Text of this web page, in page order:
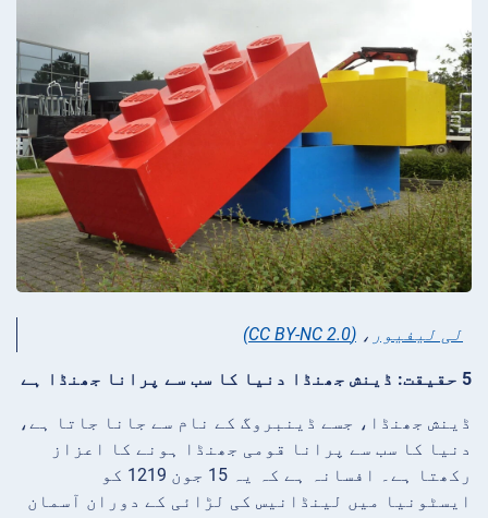
لی لیفیور ، (CC BY-NC 2.0)
5 حقیقت: ڈینش جھنڈا دنیا کا سب سے پرانا جھنڈا ہے
ڈینش جھنڈا، جسے ڈینبروگ کے نام سے جانا جاتا ہے،
دنیا کا سب سے پرانا قومی جھنڈا ہونے کا اعزاز
رکھتا ہے۔ افسانہ ہے کہ یہ 15 جون 1219 کو
ایسٹونیا میں لینڈانیس کی لڑائی کے دوران آسمان